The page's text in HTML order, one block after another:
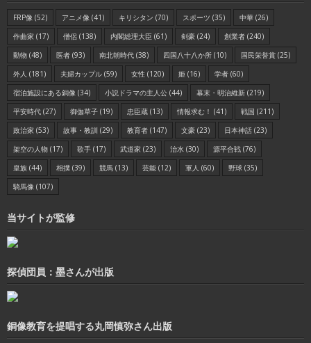
FRP像 (52) アニメ像 (41) キリシタン (70) スポーツ (35) 中華 (26)
作曲家 (17) 僧侶 (138) 内閣総理大臣 (61) 剣豪 (24) 創業者 (240)
動物 (48) 医者 (93) 南北朝時代 (38) 四国八十八か所 (10) 国民栄誉賞 (25)
外人 (181) 夫婦カップル (59) 女性 (120) 姫 (16) 学者 (60)
宿泊施設にある銅像 (34) 小説ドラマの主人公 (44) 幕末・明治維新 (219)
平安時代 (27) 御伽草子 (19) 忠臣蔵 (13) 情報求む！ (41) 戦国 (211)
政治家 (53) 故事・教訓 (29) 教育者 (147) 文豪 (23) 日本神話 (23)
架空の人物 (17) 歌手 (17) 武道家 (23) 治水 (30) 源平合戦 (76)
皇族 (44) 相撲 (39) 競馬 (13) 芸能 (12) 軍人 (60) 野球 (35)
騎馬像 (107)
当サイトが監修
探偵団員：墨さんが出版
銅像教育を提唱する丸岡慎弥さん出版